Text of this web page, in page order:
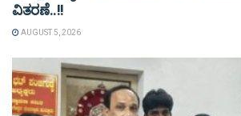
ವಿತರಣೆ..!!
AUGUST 5, 2026